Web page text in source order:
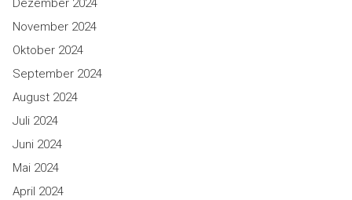
Dezember 2024
November 2024
Oktober 2024
September 2024
August 2024
Juli 2024
Juni 2024
Mai 2024
April 2024